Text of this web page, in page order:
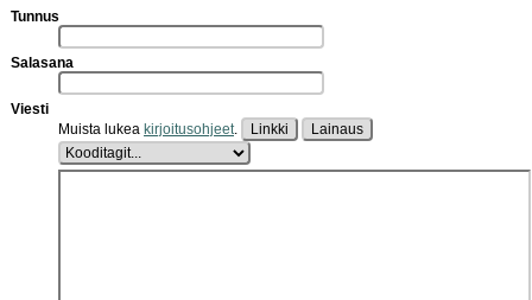
Tunnus
Salasana
Viesti
Muista lukea kirjoitusohjeet. Linkki Lainaus